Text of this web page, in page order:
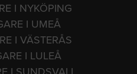
I NYKÖPING
I UMEÅ
I VÄSTERÅS
I LULEÅ